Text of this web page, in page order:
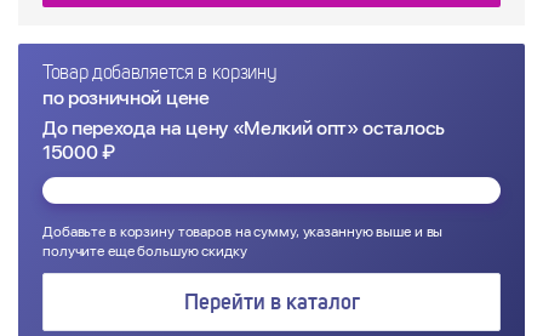
Товар добавляется в корзину
по розничной цене
До перехода на цену «Мелкий опт» осталось
15000 ₽
Добавьте в корзину товаров на сумму, указанную выше и вы
получите еще большую скидку
Перейти в каталог